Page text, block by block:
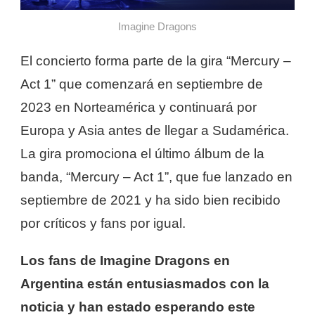
Imagine Dragons
El concierto forma parte de la gira “Mercury –
Act 1” que comenzará en septiembre de
2023 en Norteamérica y continuará por
Europa y Asia antes de llegar a Sudamérica.
La gira promociona el último álbum de la
banda, “Mercury – Act 1”, que fue lanzado en
septiembre de 2021 y ha sido bien recibido
por críticos y fans por igual.
Los fans de Imagine Dragons en
Argentina están entusiasmados con la
noticia y han estado esperando este